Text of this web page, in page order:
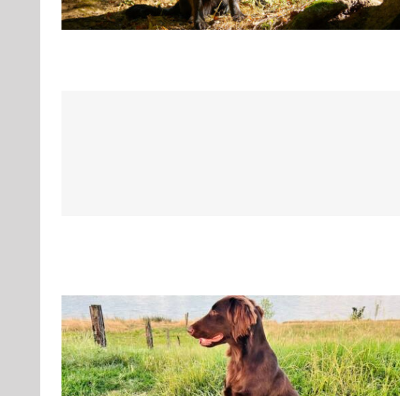
ACI – Standard Nr. 23.12.2014OEB / D ACI-Standard Gruppe 9 Gruppe 9-Sektion 11
Züchter Französischen Bulldoggen Gruppen Des CAR e.V.
Landesgruppe
Molosser Landesgruppe Mops O Rassehunde Standard Rassehunde-Verein
Rassehundeclub CAR e.V.
Rassehundezüchter
Sektion 11 : Kleine doggenartige
Hunde